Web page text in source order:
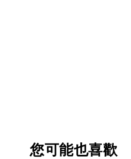
您可能也喜歡